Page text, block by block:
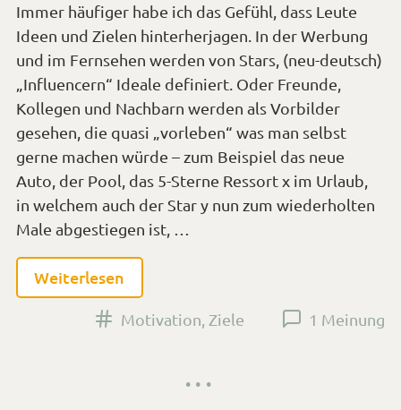
Immer häufiger habe ich das Gefühl, dass Leute
Ideen und Zielen hinterherjagen. In der Werbung
und im Fernsehen werden von Stars, (neu-deutsch)
„Influencern“ Ideale definiert. Oder Freunde,
Kollegen und Nachbarn werden als Vorbilder
gesehen, die quasi „vorleben“ was man selbst
gerne machen würde – zum Beispiel das neue
Auto, der Pool, das 5-Sterne Ressort x im Urlaub,
in welchem auch der Star y nun zum wiederholten
Male abgestiegen ist, …
Weiterlesen
Versehen
Motivation Ziele 1 Meinung